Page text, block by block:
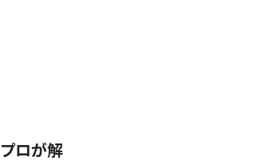
ロが解